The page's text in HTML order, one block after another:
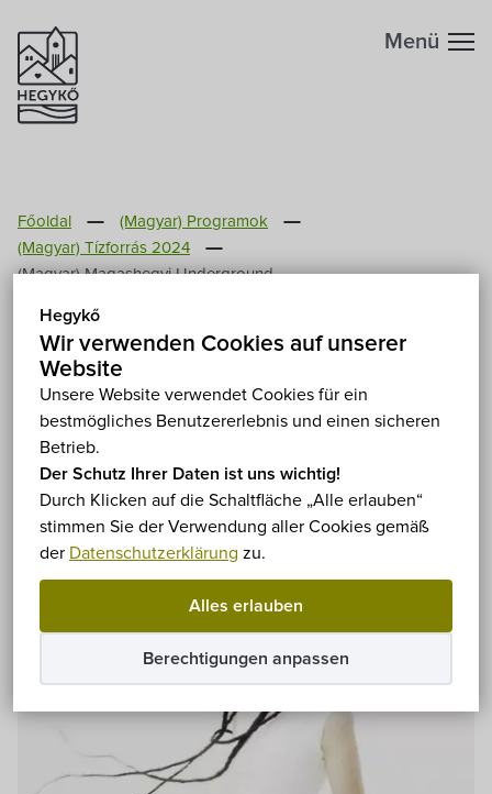
Hegykő
Wir verwenden Cookies auf unserer
Website
Unsere Website verwendet Cookies für ein
bestmögliches Benutzererlebnis und einen sicheren
Betrieb.
Der Schutz Ihrer Daten ist uns wichtig!
Durch Klicken auf die Schaltfläche „Alle erlauben“
stimmen Sie der Verwendung aller Cookies gemäß
der Datenschutzerklärung zu.
Alles erlauben
Berechtigungen anpassen
Menü
Főoldal
(Magyar) Programok
(Magyar) Tízforrás 2024
(Magyar) Magashegyi Underground
(Magyar) Magashegyi
Underground
(Freitag) 19. Juli 2024 20:00
(Magyar) Hegykő, Szabadtéri színpad 9437 Hegykő
Show on map